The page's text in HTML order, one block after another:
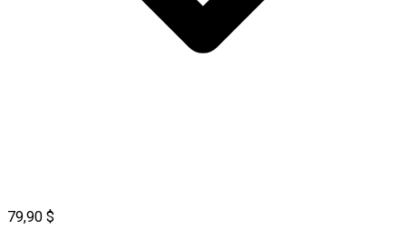
79,90 $